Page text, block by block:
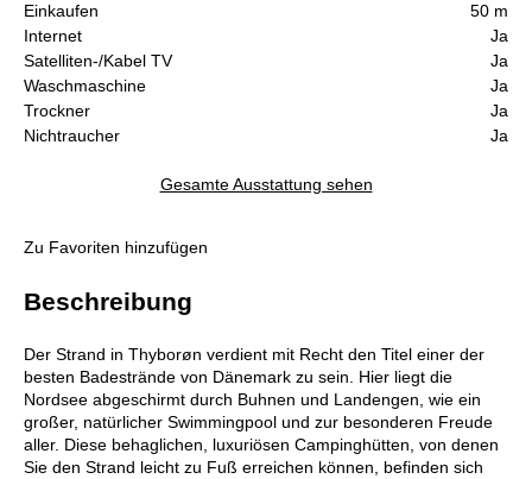
Einkaufen
50 m
Internet
Ja
Satelliten-/Kabel TV
Ja
Waschmaschine
Ja
Trockner
Ja
Nichtraucher
Ja
Gesamte Ausstattung sehen
Zu Favoriten hinzufügen
Beschreibung
Der Strand in Thyborøn verdient mit Recht den Titel einer der
besten Badestrände von Dänemark zu sein. Hier liegt die
Nordsee abgeschirmt durch Buhnen und Landengen, wie ein
großer, natürlicher Swimmingpool und zur besonderen Freude
aller. Diese behaglichen, luxuriösen Campinghütten, von denen
Sie den Strand leicht zu Fuß erreichen können, befinden sich